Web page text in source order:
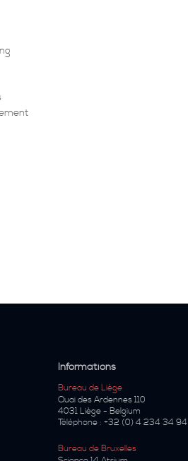
Informations
Bureau de Liège
Quai des Ardennes 110
4031 Liège - Belgium
Téléphone : +32 (0) 4 234 34 94
Bureau de Bruxelles